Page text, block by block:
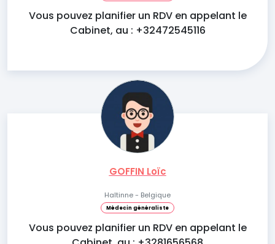
Vous pouvez planifier un RDV en appelant le
Cabinet, au : +32472545116
GOFFIN Loïc
Haltinne - Belgique
Médecin généraliste
Vous pouvez planifier un RDV en appelant le